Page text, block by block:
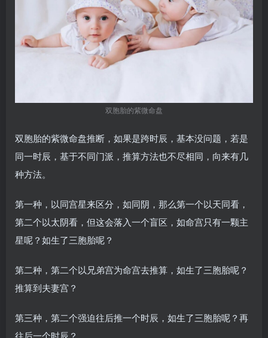
双胞胎的紫微命盘
双胞胎的紫微命盘推断，如果是跨时辰，基本没问题，若是
同一时辰，基于不同门派，推算方法也不尽相同，向来有几
种方法。
第一种，以同宫星来区分，如同阴，那么第一个以天同看，
第二个以太阴看，但这会落入一个盲区，如命宫只有一颗主
星呢？如生了三胞胎呢？
第二种，第二个以兄弟宫为命宫去推算，如生了三胞胎呢？
推算到夫妻宫？
第三种，第二个强迫往后推一个时辰，如生了三胞胎呢？再
往后一个时辰？